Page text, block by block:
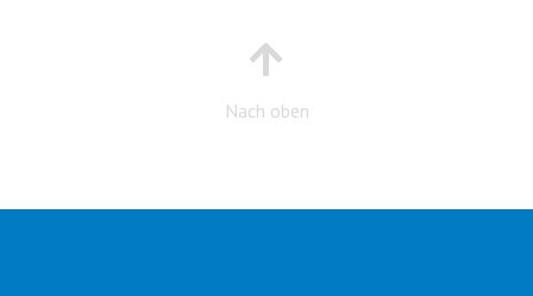
Nach oben